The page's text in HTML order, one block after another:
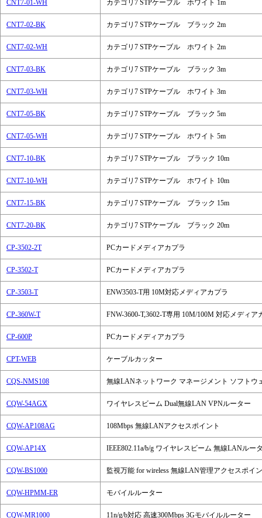
CNT7-01-WH カテゴリ7 STPケーブル ホワイト 1m
CNT7-02-BK カテゴリ7 STPケーブル ブラック 2m
CNT7-02-WH カテゴリ7 STPケーブル ホワイト 2m
CNT7-03-BK カテゴリ7 STPケーブル ブラック 3m
CNT7-03-WH カテゴリ7 STPケーブル ホワイト 3m
CNT7-05-BK カテゴリ7 STPケーブル ブラック 5m
CNT7-05-WH カテゴリ7 STPケーブル ホワイト 5m
CNT7-10-BK カテゴリ7 STPケーブル ブラック 10m
CNT7-10-WH カテゴリ7 STPケーブル ホワイト 10m
CNT7-15-BK カテゴリ7 STPケーブル ブラック 15m
CNT7-20-BK カテゴリ7 STPケーブル ブラック 20m
CP-3502-2T PCカードメディアカプラ
CP-3502-T PCカードメディアカプラ
CP-3503-T ENW3503-T用 10M対応メディアカプラ
CP-360W-T FNW-3600-T,3602-T専用 10M/100M 対応メディア
CP-600P PCカードメディアカプラ
CPT-WEB ケーブルカッター
CQS-NMS108 無線LANネットワーク マネージメント ソフトウ
CQW-54AGX ワイヤレスビーム Dual無線LAN VPNルーター
CQW-AP108AG 108Mbps 無線LANアクセスポイント
CQW-AP14X IEEE802.11a/b/g ワイヤレスビーム 無線LANルー
CQW-BS1000 監視万能 for wireless 無線LAN管理アクセスポイ
CQW-HPMM-ER モバイルルーター
CQW-MR1000 11n/g/b対応 高速300Mbps 3Gモバイルルーター